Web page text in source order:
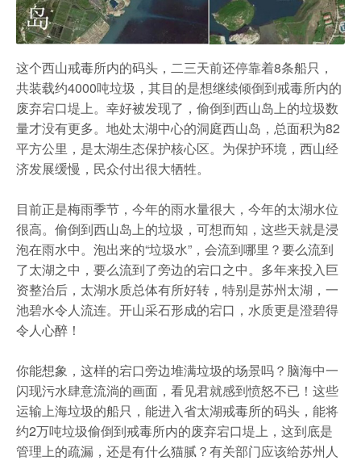
这个西山戒毒所内的码头，二三天前还停靠着8条船只，
共装载约4000吨垃圾，其目的是想继续倾倒到戒毒所内的
废弃宕口堤上。幸好被发现了，偷倒到西山岛上的垃圾数
量才没有更多。地处太湖中心的洞庭西山岛，总面积为82
平方公里，是太湖生态保护核心区。为保护环境，西山经
济发展缓慢，民众付出很大牺牲。
目前正是梅雨季节，今年的雨水量很大，今年的太湖水位
很高。偷倒到西山岛上的垃圾，可想而知，这些天就是浸
泡在雨水中。泡出来的“垃圾水”，会流到哪里？要么流到
了太湖之中，要么流到了旁边的宕口之中。多年来投入巨
资整治后，太湖水质总体有所好转，特别是苏州太湖，一
池碧水令人流连。开山采石形成的宕口，水质更是澄碧得
令人心醉！
你能想象，这样的宕口旁边堆满垃圾的场景吗？脑海中一
闪现污水肆意流淌的画面，看见君就感到愤怒不已！这些
运输上海垃圾的船只，能进入省太湖戒毒所的码头，能将
约2万吨垃圾偷倒到戒毒所内的废弃宕口堤上，这到底是
管理上的疏漏，还是有什么猫腻？有关部门应该给苏州人